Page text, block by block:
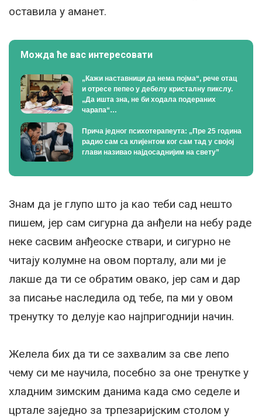
оставила у аманет.
Можда ће вас интересовати
„Кажи наставници да нема појма“, рече отац
и отресе пепео у дебелу кристалну пикслу.
„Да ишта зна, не би ходала подераних
чарапа“…
Прича једног психотерапеута: „Пре 25 година
радио сам са клијентом ког сам тад у својој
глави називао најдосаднијим на свету”
Знам да је глупо што ја као теби сад нешто
пишем, јер сам сигурна да анђели на небу раде
неке сасвим анђеоске ствари, и сигурно не
читају колумне на овом порталу, али ми је
лакше да ти се обратим овако, јер сам и дар
за писање наследила од тебе, па ми у овом
тренутку то делује као најпригоднији начин.
Желела бих да ти се захвалим за све лепо
чему си ме научила, посебно за оне тренутке у
хладним зимским данима када смо седеле и
цртале заједно за трпезаријским столом у